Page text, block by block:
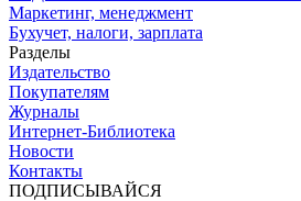
Маркетинг, менеджмент
Бухучет, налоги, зарплата
Разделы
Издательство
Покупателям
Журналы
Интернет-Библиотека
Новости
Контакты
ПОДПИСЫВАЙСЯ